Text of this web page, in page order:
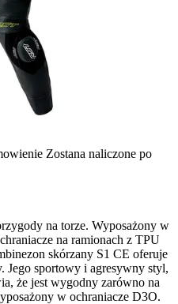
Zostana naliczone po
na torze. Wyposażony w
na ramionach z TPU
skórzany S1 CE oferuje
Jego sportowy i agresywny styl,
że jest wygodny zarówno na
w ochraniacze D3O.